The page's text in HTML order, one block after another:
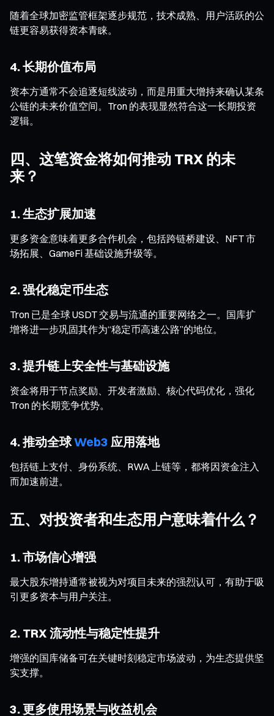
随着全球加密监管框架逐步规范，技术成熟、用户活跃的公
链更容易获得资本青睐。
4. 长期价值布局
资本方通常不会追逐短线波动，而是用重大增持来确认某条
公链的未来价值空间。Tron 的表现显然符合这一长期投资
逻辑。
四、这笔资金将如何推动 TRX 的未
来？
1. 生态扩展加速
更多资金意味着更多合作机会，包括跨链桥建设、NFT 市
场拓展、GameFi 基础设施升级等。
2. 强化稳定币生态
Tron 已是全球 USDT 交易与流通的重要网络之一。国库扩
增将进一步巩固其作为“稳定币高速公路”的地位。
3. 提升链上安全性与基础设施
资金将用于节点奖励、开发者激励、核心代码优化，强化
Tron 的长期竞争优势。
4. 推动全球Web3 应用落地
包括链上支付、身份系统、RWA 上链等，都将因资金注入
而加速前进。
五、对投资者和生态用户意味着什么？
1. 市场信心增强
最大股东增持通常被视为对项目未来的强烈认可，有助于吸
引更多资本与用户关注。
2. TRX 流动性与稳定性提升
增强的国库储备可在关键时刻稳定市场波动，为生态提供坚
实支撑。
3. 更多使用场景与收益机会